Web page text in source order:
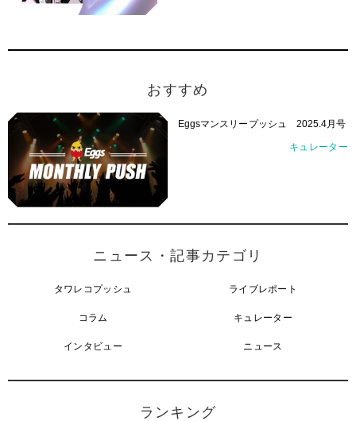
おすすめ
Eggsマンスリープッシュ 2025.4月号
キュレーター
ニュース・記事カテゴリ
タワレコプッシュ ライブレポート
コラム キュレーター
インタビュー ニュース
ランキング